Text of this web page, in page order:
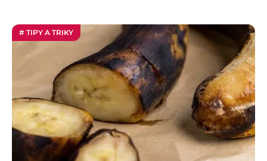
# TIPY A TRIKY